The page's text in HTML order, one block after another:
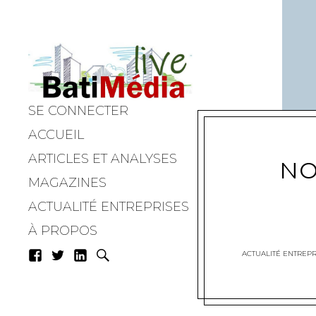
SE CONNECTER
ACCUEIL
ARTICLES ET ANALYSES
MAGAZINES
ACTUALITÉ ENTREPRISES
À PROPOS
ACTUALITÉ